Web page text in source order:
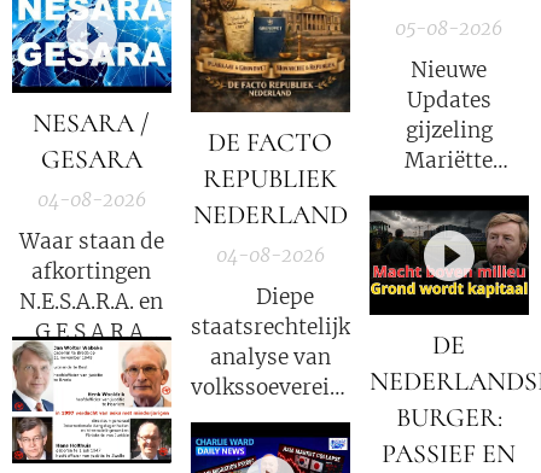
05-08-2026
Nieuwe
Updates
gijzeling
Mariëtte
Groothoff.
NESARA /
GESARA
04-08-2026
Waar staan de
afkortingen
N.E.S.A.R.A. en
G.E.S.A.R.A.
voor?
DE FACTO
REPUBLIEK
NEDERLAND
04-08-2026
⚖️ Diepe
staatsrechtelijke
analyse van
volkssoevereiniteit
in Nederland
DE
BURGER:
PASSIEF EN